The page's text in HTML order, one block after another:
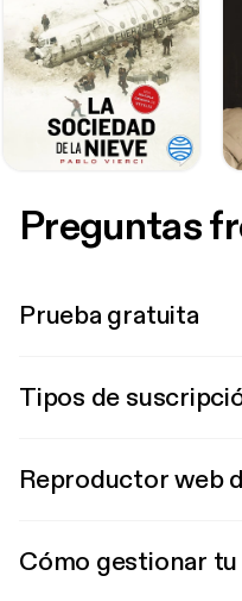
Preguntas
Prueba gratuita
Tipos de
Reproductor web
Cómo gestionar